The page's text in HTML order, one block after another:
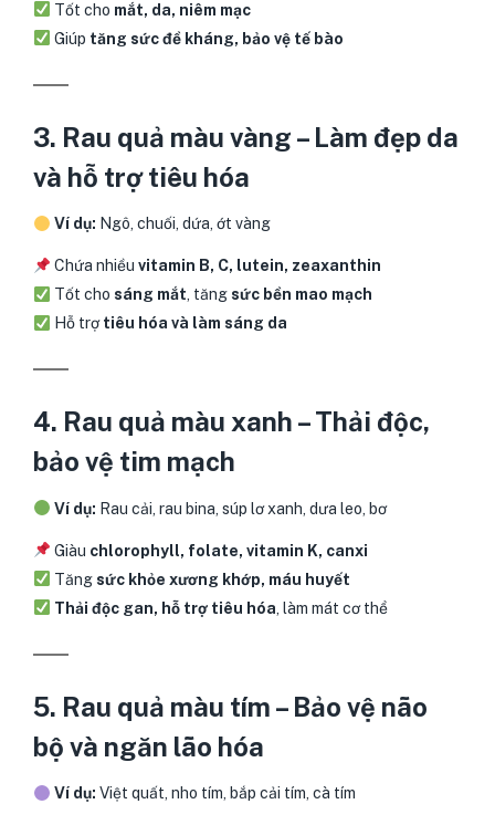
Tốt cho mắt, da, niêm mạc
Giúp tăng sức đề kháng, bảo vệ tế bào
3. Rau quả màu vàng – Làm đẹp da
và hỗ trợ tiêu hóa
Ví dụ: Ngô, chuối, dứa, ớt vàng
Chứa nhiều vitamin B, C, lutein, zeaxanthin
Tốt cho sáng mắt , tăng sức bền mao mạch
Hỗ trợtiêu hóa và làm sáng da
4. Rau quả màu xanh – Thải độc,
bảo vệ tim mạch
Ví dụ: Rau cải, rau bina, súp lơ xanh, dưa leo, bơ
Giàu chlorophyll, folate, vitamin K, canxi
Tăng sức khỏe xương khớp, máu huyết
Thải độc gan, hỗ trợ tiêu hóa , làm mát cơ thể
5. Rau quả màu tím – Bảo vệ não
bộ và ngăn lão hóa
Ví dụ: Việt quất, nho tím, bắp cải tím, cà tím